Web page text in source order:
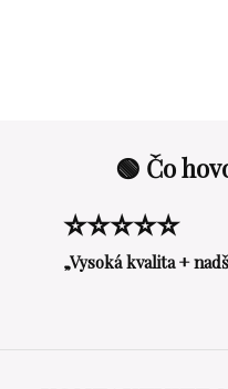
🟢 Čo
⭐⭐⭐⭐⭐
„Vysoká kvalita +